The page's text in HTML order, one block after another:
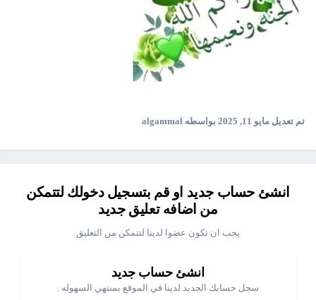
تم تعديل مايو 11, 2025 بواسطه algammal
انشئ حساب جديد او قم بتسجيل دخولك لتتمكن
من اضافه تعليق جديد
يجب ان تكون عضوا لدينا لتتمكن من التعليق
انشئ حساب جديد
سجل حسابك الجديد لدينا في الموقع بمنتهي السهوله .